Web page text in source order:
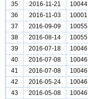
35
2016-11-21 10044
36
2016-11-03 10001
37
2016-09-09 10055
38
2016-08-14 10055
39
2016-07-18 10046
40
2016-07-08 10046
41
2016-07-08 10046
42
2016-05-24 10046
43
2016-05-08 10046